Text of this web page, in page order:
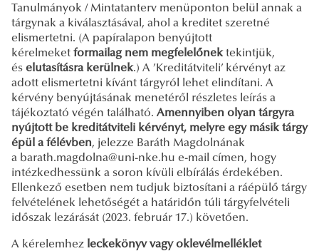
Tanulmányok / Mintatanterv menüponton belül annak a
tárgynak a kiválasztásával, ahol a kreditet szeretné
elismertetni. (A papíralapon benyújtott
kérelmeket formailag nem megfelelőnektekintjük,
és elutasításra kerülnek.) A ’Kreditátviteli’ kérvényt az
adott elismertetni kívánt tárgyról lehet elindítani. A
kérvény benyújtásának menetéről részletes leírás a
tájékoztató végén található. Amennyiben olyan tárgyra
nyújtott be kreditátviteli kérvényt, melyre egy másik tárgy
épül a félévben, jelezze Baráth Magdolnának
a barath.magdolna@uni-nke.hu e-mail címen, hogy
intézkedhessünk a soron kívüli elbírálás érdekében.
Ellenkező esetben nem tudjuk biztosítani a ráépülő tárgy
felvételének lehetőségét a határidőn túli tárgyfelvételi
időszak lezárását (2023. február 17.) követően.
A kérelemhez leckekönyv vagy oklevélmelléklet